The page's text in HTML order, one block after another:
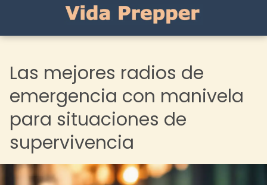
Las mejores radios de
emergencia con manivela
para situaciones de
supervivencia